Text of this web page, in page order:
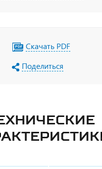
Скачать PDF
Поделиться